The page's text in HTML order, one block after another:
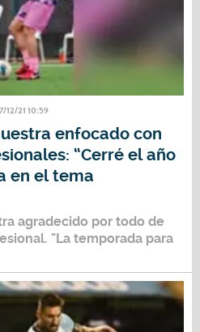
12/21 10:59
enfocado con
“Cerré el año
en el tema
agradecido por todo de
"La temporada para